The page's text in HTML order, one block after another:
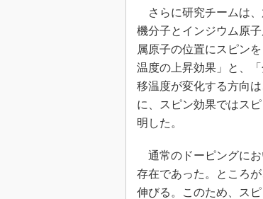
さらに研究チームは、
機分子とインジウム原
属原子の位置にスピン
温度の上昇効果」と、
移温度が変化する方向
に、スピン効果ではス
明した。
通常のドーピングにお
存在であった。ところ
伸びる。このため、ス